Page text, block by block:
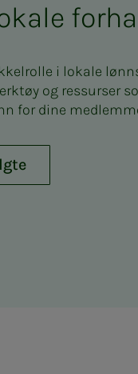
i lokale
og ressurser
for dine